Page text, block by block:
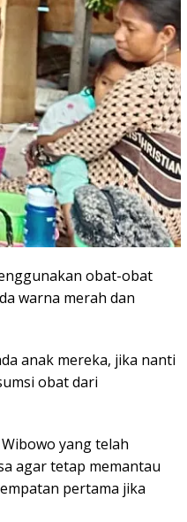
obat-obat
warna merah dan
anak mereka, jika nanti
obat dari
yang telah
agar tetap memantau
pertama jika